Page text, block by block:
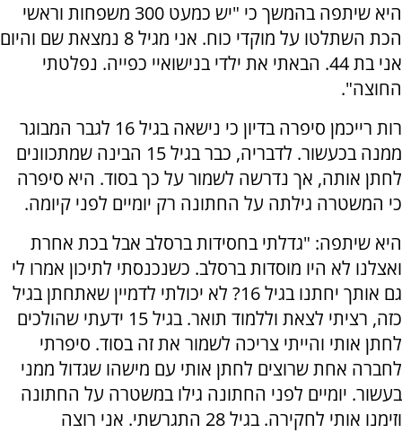
היא שיתפה בהמשך כי "יש כמעט 300 משפחות וראשי
הכת השתלטו על מוקדי כוח. אני מגיל 8 נמצאת שם והיום
אני בת 44. הבאתי את ילדי בנישואיי כפייה. נפלטתי
החוצה".
רות רייכמן סיפרה בדיון כי נישאה בגיל 16 לגבר המבוגר
ממנה בכעשור. לדבריה, כבר בגיל 15 הבינה שמתכוונים
לחתן אותה, אך נדרשה לשמור על כך בסוד. היא סיפרה
כי המשטרה גילתה על החתונה רק יומיים לפני קיומה.
היא שיתפה: "גדלתי בחסידות ברסלב אבל בכת אחרת
ואצלנו לא היו מוסדות ברסלב. כשנכנסתי לתיכון אמרו לי
גם אותך יחתנו בגיל 16? לא יכולתי לדמיין שאתחתן בגיל
כזה, רציתי לצאת וללמוד תואר. בגיל 15 ידעתי שהולכים
לחתן אותי והייתי צריכה לשמור את זה בסוד. סיפרתי
לחברה אחת שרוצים לחתן אותי עם מישהו שגדול ממני
בעשור. יומיים לפני החתונה גילו במשטרה על החתונה
וזימנו אותי לחקירה. בגיל 28 התגרשתי. אני רוצה